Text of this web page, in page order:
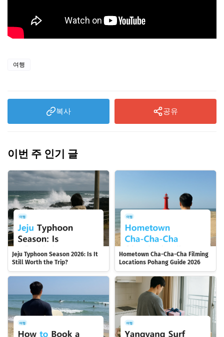
여행
복사 공유
이번 주 인기 글
Jeju Typhoon Season 2026: Is It
Still Worth the Trip?
Hometown Cha-Cha-Cha Filming
Locations Pohang Guide 2026